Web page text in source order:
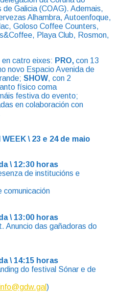
Galicia (COAG). Ademais,
Alhambra, Autoenfoque,
Goloso Coffee Counters,
Playa Club, Rosmon,
catro eixes: PRO, con 13
novo Espacio Avenida de
SHOW, con 2
físico coma
festiva do evento;
en colaboración con
\ 23 e 24 de maio
\ 12:30 horas
de institucións e
comunicación
\ 13:00 horas
Anuncio das gañadoras do
\ 14:15 horas
do festival Sónar e de
)